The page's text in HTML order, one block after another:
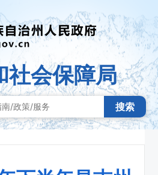
社会保障局
搜索